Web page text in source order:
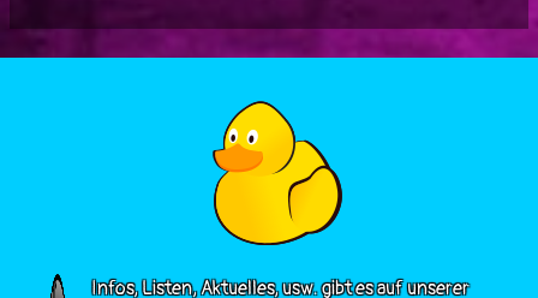
Infos, Listen, Aktuelles, usw. gibt es auf unserer